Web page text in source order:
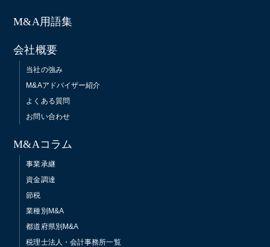
M&A用語集
会社概要
当社の強み
M&Aアドバイザー紹介
よくある質問
お問い合わせ
M&Aコラム
事業承継
資金調達
節税
業種別M&A
都道府県別M&A
税理士法人・会計事務所一覧